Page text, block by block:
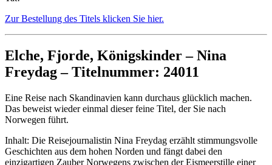
Zur Bestellung des Titels klicken Sie hier.
Elche, Fjorde, Königskinder – Nina
Freydag – Titelnummer: 24011
Eine Reise nach Skandinavien kann durchaus glücklich machen.
Das beweist wieder einmal dieser feine Titel, der Sie nach
Norwegen führt.
Inhalt: Die Reisejournalistin Nina Freydag erzählt stimmungsvolle
Geschichten aus dem hohen Norden und fängt dabei den
einzigartigen Zauber Norwegens zwischen der Eismeerstille einer